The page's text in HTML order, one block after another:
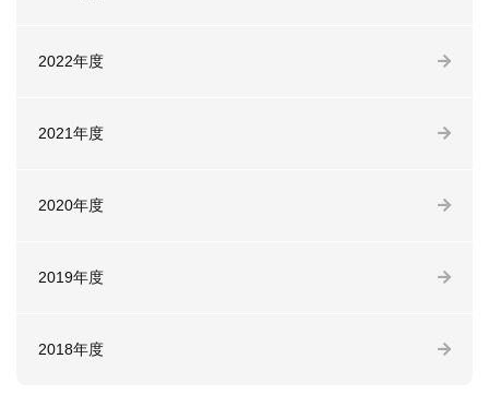
2022年度
2021年度
2020年度
2019年度
2018年度